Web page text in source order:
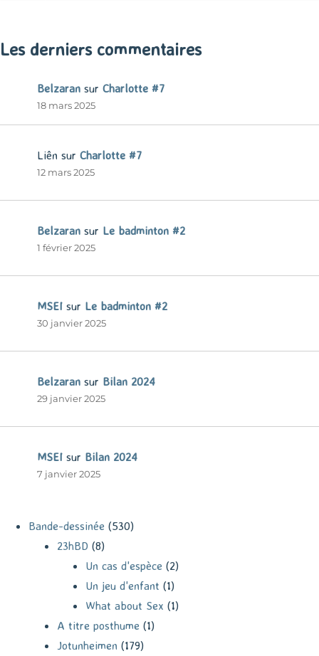
Les derniers commentaires
Belzaran sur Charlotte #7
18 mars 2025
Liên sur Charlotte #7
12 mars 2025
Belzaran sur Le badminton #2
1 février 2025
MSEI sur Le badminton #2
30 janvier 2025
Belzaran sur Bilan 2024
29 janvier 2025
MSEI sur Bilan 2024
7 janvier 2025
Bande-dessinée (530)
23hBD (8)
Un cas d'espèce (2)
Un jeu d'enfant (1)
What about Sex (1)
A titre posthume (1)
Jotunheimen (179)